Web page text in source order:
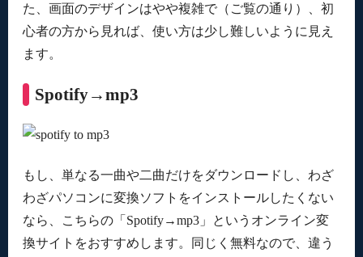
た、画面のデザインはやや複雑で（ご覧の通り）、初
心者の方から見れば、使い方は少し難しいように見え
ます。
Spotify→mp3
もし、単なる一曲や二曲だけをダウンロードし、わざ
わざパソコンに変換ソフトをインストールしたくない
なら、こちらの「Spotify→mp3」というオンライン変
換サイトをおすすめします。同じく無料なので、違う